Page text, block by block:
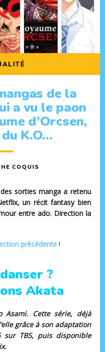
de la
a vu le paon
d’Orcsen,
K.O…
COQUIS
sorties manga a retenu
un récit fantasy bien
entre ado. Direction la
précédente!
?
Akata
Asami. Cette série, déjà
grâce à son adaptation
sur TBS, puis disponible